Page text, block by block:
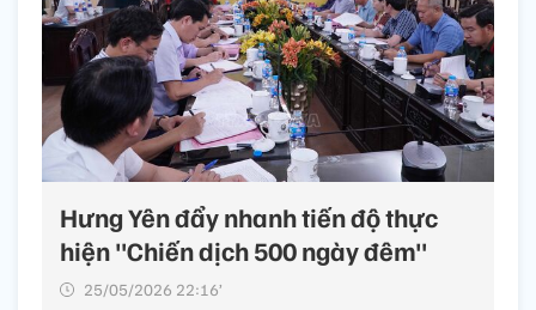
Hưng Yên đẩy nhanh tiến độ thực
hiện "Chiến dịch 500 ngày đêm"
25/05/2026 22:16’